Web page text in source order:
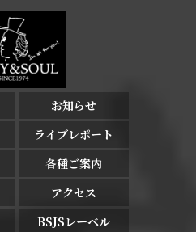
お知らせ
ライブレポート
各種ご案内
アクセス
BSJSレーベル